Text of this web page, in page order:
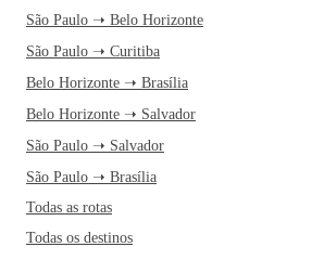
São Paulo ➝ Belo Horizonte
São Paulo ➝ Curitiba
Belo Horizonte ➝ Brasília
Belo Horizonte ➝ Salvador
São Paulo ➝ Salvador
São Paulo ➝ Brasília
Todas as rotas
Todas os destinos